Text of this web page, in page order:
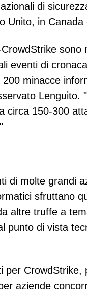
di
Unito, in Canada
sono
eventi di
minacce
Lenguito.
circa 150-300
di molte grandi
sfruttano
altre truffe a
punto di vista
per CrowdStrike,
aziende